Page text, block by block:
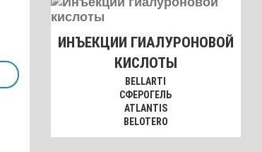
ИНЪЕКЦИИ ГИАЛУРОНОВОЙ
КИСЛОТЫ
BELLARTI
СФЕРОГЕЛЬ
ATLANTIS
BELOTERO